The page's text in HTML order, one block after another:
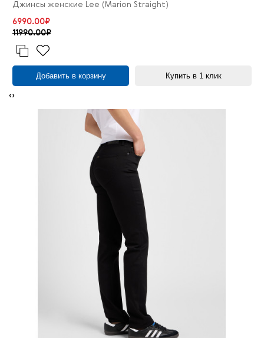
Джинсы женские Lee (Marion Straight)
6990.00₽
11990.00₽
Добавить в корзину Купить в 1 клик
‹›